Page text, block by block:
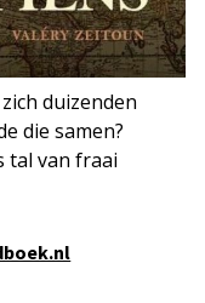
zich duizenden
die samen?
tal van fraai